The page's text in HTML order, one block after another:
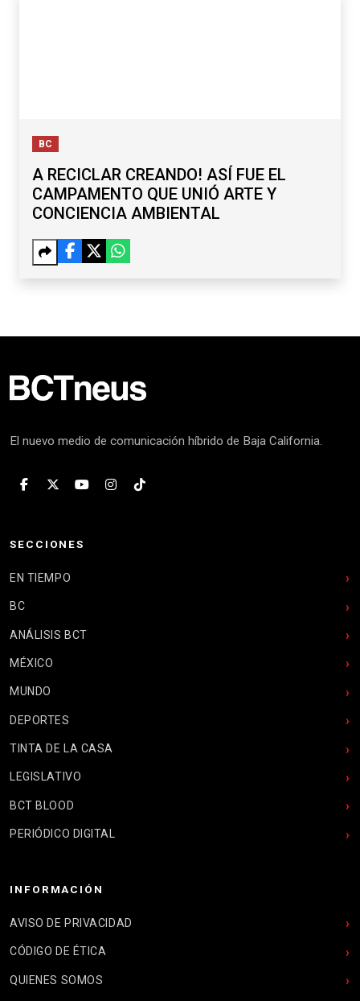
BC
A RECICLAR CREANDO! ASÍ FUE EL
CAMPAMENTO QUE UNIÓ ARTE Y
CONCIENCIA AMBIENTAL
El nuevo medio de comunicación híbrido de Baja California.
SECCIONES
EN TIEMPO
BC
ANÁLISIS BCT
MÉXICO
MUNDO
DEPORTES
TINTA DE LA CASA
LEGISLATIVO
BCT BLOOD
PERIÓDICO DIGITAL
INFORMACIÓN
AVISO DE PRIVACIDAD
CÓDIGO DE ÉTICA
QUIENES SOMOS